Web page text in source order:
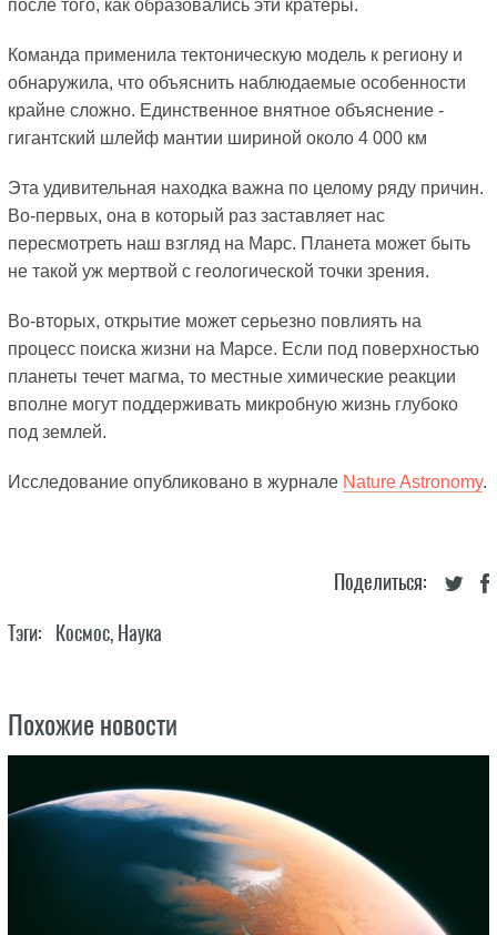
после того, как образовались эти кратеры.
Команда применила тектоническую модель к региону и
обнаружила, что объяснить наблюдаемые особенности
крайне сложно. Единственное внятное объяснение -
гигантский шлейф мантии шириной около 4 000 км
Эта удивительная находка важна по целому ряду причин.
Во-первых, она в который раз заставляет нас
пересмотреть наш взгляд на Марс. Планета может быть
не такой уж мертвой с геологической точки зрения.
Во-вторых, открытие может серьезно повлиять на
процесс поиска жизни на Марсе. Если под поверхностью
планеты течет магма, то местные химические реакции
вполне могут поддерживать микробную жизнь глубоко
под землей.
Исследование опубликовано в журнале Nature Astronomy.
Поделиться:
Тэги: Космос, Наука
Похожие новости